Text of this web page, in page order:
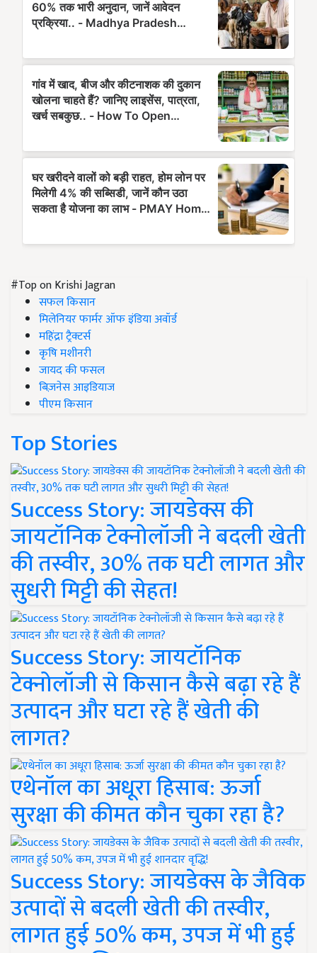
#Top on Krishi Jagran
सफल किसान
मिलेनियर फार्मर ऑफ इंडिया अवॉर्ड
महिंद्रा ट्रैक्टर्स
कृषि मशीनरी
जायद की फसल
बिज़नेस आइडियाज
पीएम किसान
Top Stories
Success Story: जायडेक्स की
जायटॉनिक टेक्नोलॉजी ने बदली खेती
की तस्वीर, 30% तक घटी लागत और
सुधरी मिट्टी की सेहत!
Success Story: जायटॉनिक
टेक्नोलॉजी से किसान कैसे बढ़ा रहे हैं
उत्पादन और घटा रहे हैं खेती की
लागत?
एथेनॉल का अधूरा हिसाब: ऊर्जा
सुरक्षा की कीमत कौन चुका रहा है?
Success Story: जायडेक्स के जैविक
उत्पादों से बदली खेती की तस्वीर,
लागत हुई 50% कम, उपज में भी हुई